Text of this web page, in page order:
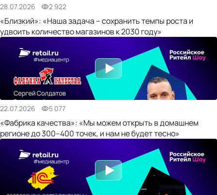
28.07.2026 2 922
«Близкий»: «Наша задача – сохранить темпы роста и
удвоить количество магазинов к 2030 году»
22.07.2026 5 077
«Фабрика качества»: «Мы можем открыть в домашнем
регионе до 300–400 точек, и нам не будет тесно»